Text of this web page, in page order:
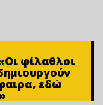
φίλαθλοι
εδώ